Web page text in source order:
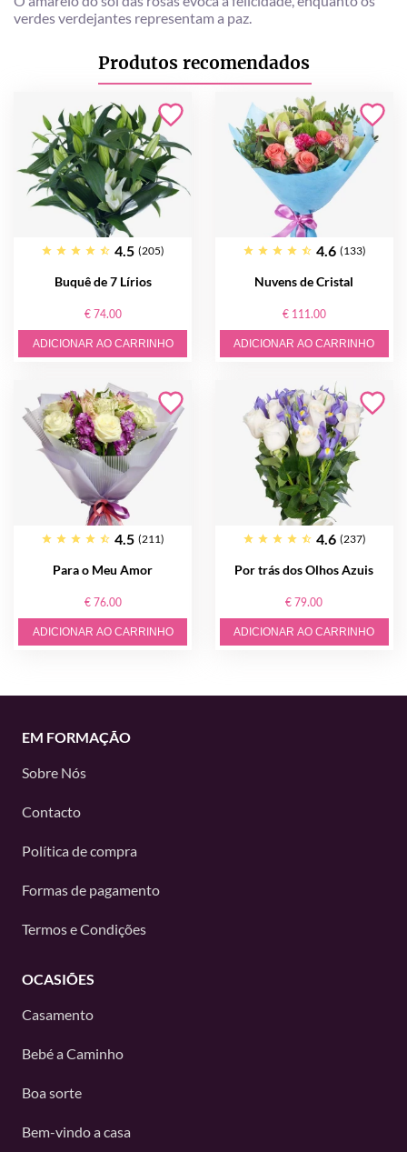
verdes verdejantes representam a paz.
Produtos recomendados
4.5 (205)
Buquê de 7 Lírios
€ 74.00
ADICIONAR AO CARRINHO
4.6 (133)
Nuvens de Cristal
€ 111.00
ADICIONAR AO CARRINHO
4.5 (211)
Para o Meu Amor
€ 76.00
ADICIONAR AO CARRINHO
4.6 (237)
Por trás dos Olhos Azuis
€ 79.00
ADICIONAR AO CARRINHO
EM FORMAÇÃO
Sobre Nós
Contacto
Política de compra
Formas de pagamento
Termos e Condições
OCASIÕES
Casamento
Bebé a Caminho
Boa sorte
Bem-vindo a casa